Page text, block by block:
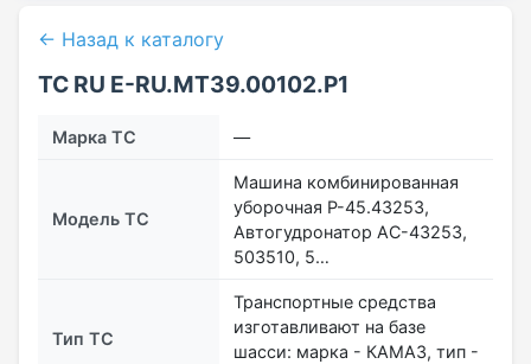
← Назад к каталогу
ТС RU Е-RU.МТ39.00102.Р1
Марка ТС ––
Модель ТС
Машина комбинированная
уборочная Р-45.43253,
Автогудронатор АС-43253,
503510, 5…
Тип ТС
Транспортные средства
изготавливают на базе
шасси: марка - КАМАЗ, тип -